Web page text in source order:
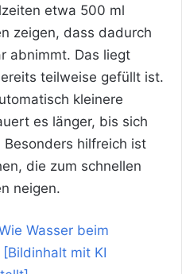
etwa 500 ml
zeigen, dass dadurch
abnimmt. Das liegt
teilweise gefüllt ist.
kleinere
es länger, bis sich
hilfreich ist
die zum schnellen
neigen.